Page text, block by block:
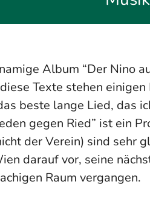
Album “Der Nino
Texte stehen
beste lange Lied, das
gegen Ried” ist ein
der Verein) sind sehr
darauf vor, seine
Raum vergangen.